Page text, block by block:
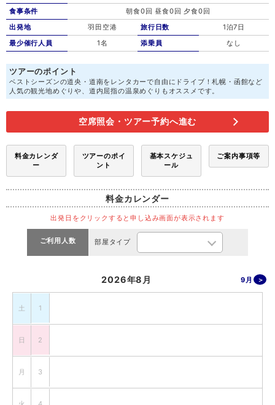
食事条件
朝食0回 昼食0回 夕食0回
出発地
羽田空港
最少催行人員
1名
旅行日数
1泊7日
添乗員
なし
ツアーのポイント
ベストシーズンの道央・道南をレンタカーで自由にドライブ！札幌・函館など
人気の観光地めぐりや、道内屈指の温泉めぐりもオススメです。
空席照会・ツアー予約へ進む
料金カレンダ
ー
ツアーのポイ
ント
基本スケジュ
ール
ご案内事項等
料金カレンダー
出発日をクリックすると申し込み画面が表示されます
ご利用人数 部屋タイプ
2026年8月 9月
土 1
日 2
月 3